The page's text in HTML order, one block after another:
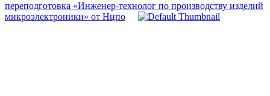
переподготовка «Инженер-технолог по производству изделий
микроэлектроники» от Нцпо